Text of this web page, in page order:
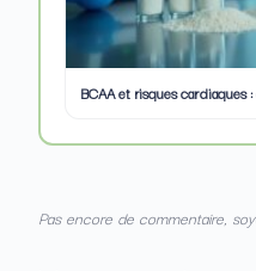
BCAA et risques cardiaques
Pas encore de commentaire,